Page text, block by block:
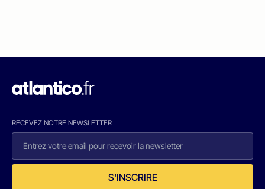
RECEVEZ NOTRE NEWSLETTER
S'INSCRIRE